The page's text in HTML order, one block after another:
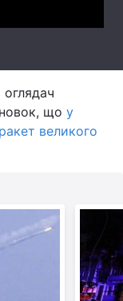
що у
великого